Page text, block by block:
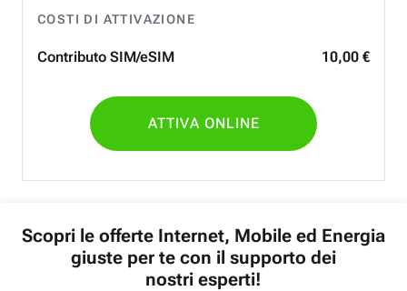
COSTI DI ATTIVAZIONE
Contributo SIM/eSIM 10,00 €
ATTIVA ONLINE
Scopri le offerte Internet, Mobile ed Energia
giuste per te con il supporto dei
nostri esperti!